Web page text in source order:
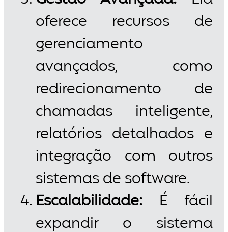
oferece recursos de
gerenciamento
avançados, como
redirecionamento de
chamadas inteligente,
relatórios detalhados e
integração com outros
sistemas de software.
Escalabilidade: É fácil
expandir o sistema